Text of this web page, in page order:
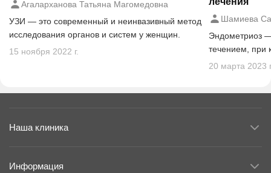
Агаларханова Татьяна Магомедовна
УЗИ — это современный и неинвазивный метод
исследования органов и систем у женщин.
15 ноября 2022 г.
Шамиева
Эндометриоз
течением, при
20 марта 2023
Наша клиника
Информация